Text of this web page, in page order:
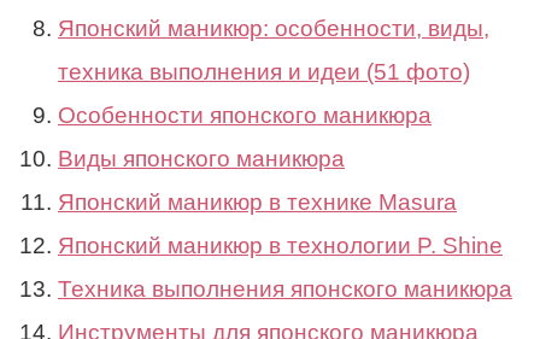
Японский маникюр: особенности, виды,
техника выполнения и идеи (51 фото)
Особенности японского маникюра
Виды японского маникюра
Японский маникюр в технике Masura
Японский маникюр в технологии P. Shine
Техника выполнения японского маникюра
Инструменты для японского маникюра